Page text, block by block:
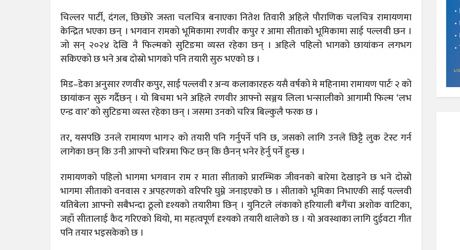
चिल्लर पार्टी, दंगल, छिछोरे जस्ता चलचित्र बनाएका नितेश तिवारी अहिले पौराणिक चलचित्र रामायणमा
केन्द्रित भएका छन् । भगवान रामको भूमिकामा रणवीर कपुर र आमा सीताको भूमिकामा साई पल्लवी छन ।
जो सन् २०२४ देखि नै फिल्मको सुटिङमा व्यस्त रहेका छन् । अहिले पहिलो भागको छायांकन लगभग
सकिएको छ भने अब दोस्रो भागको पनि तयारी सुरु भएको छ ।
मिड–डेका अनुसार रणवीर कपुर, साई पल्लवी र अन्य कलाकारहरु यसै वर्षको मे महिनामा रामायण पार्टः २ को
छायांकन सुरु गर्दैछन् । यो बिचमा भने अहिले रणवीर आफ्नो सञ्जय लिला भन्सालीको आगामी फिल्म ‘लभ
एन्ड वार’ को सुटिङमा व्यस्त रहेका छन् । जसमा उनको चरित्र बिल्कुलै फरक छ ।
तर, यसपछि उनले रामायण भागः२ को तयारी पनि गर्नुपर्ने पनि छ, जसको लागि उनले छिट्टै लुक टेस्ट गर्न
लागेका छन् कि उनी आफ्नो चरित्रमा फिट छन् कि छैनन् भनेर हेर्नु पर्ने हुन्छ ।
रामायणको पहिलो भागमा भगवान राम र माता सीताको प्रारम्भिक जीवनको बारेमा देखाइने छ भने दोस्रो
भागमा सीताको वनवास र अपहरणको वरिपरि घुम्ने जनाइएको छ । सीताको भूमिका निभाएकी साई पल्लवी
यतिबेला आफ्नो सबैभन्दा ठूलो दृश्यको तयारीमा छिन् । युनिटले लंकाको हरियाली बगैंचा अशोक वाटिका,
जहाँ सीतालाई कैद गरिएको थियो, मा महत्वपूर्ण दृश्यको तयारी थालेको छ । यो अवस्थाका लागि दुईवटा गीत
पनि तयार भइसकेको छ ।